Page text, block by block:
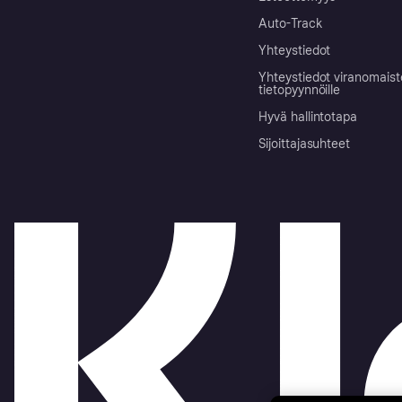
Auto-Track
Yhteystiedot
Yhteystiedot
tietopyynnöille
Hyvä hallintotapa
Sijoittajasuhteet